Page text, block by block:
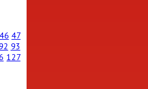
46 47
93
127